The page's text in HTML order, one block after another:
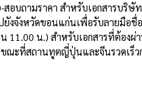
สอบถามราคา สำหรับเอกสาร
งจังหวัดขอนแก่นเพื่อรับลายมือ
11.00 น.) สำหรับเอกสารที่ต้อ
ขณะที่สถานทูตญี่ปุ่นและจีนรวดเร็ว